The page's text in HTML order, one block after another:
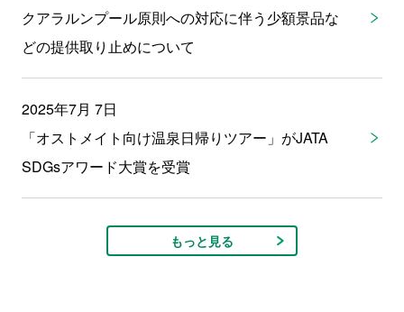
クアラルンプール原則への対応に伴う少額景品な
どの提供取り止めについて
2025年7月 7日
「オストメイト向け温泉日帰りツアー」がJATA
SDGsアワード大賞を受賞
もっと見る